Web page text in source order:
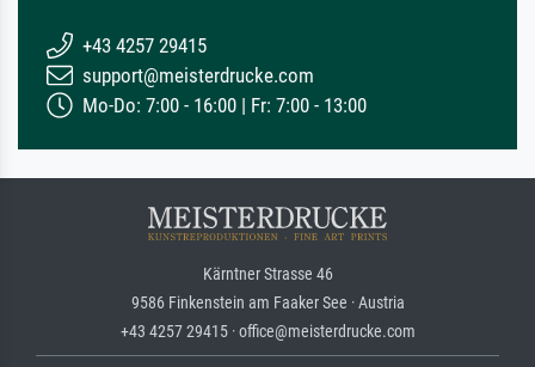
+43 4257 29415
support@meisterdrucke.com
Mo-Do: 7:00 - 16:00 | Fr: 7:00 - 13:00
Kärntner Strasse 46
9586 Finkenstein am Faaker See · Austria
+43 4257 29415 · office@meisterdrucke.com